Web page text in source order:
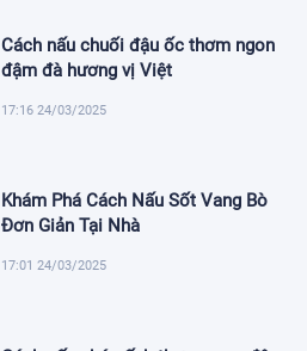
Cách nấu chuối đậu ốc thơm ngon
đậm đà hương vị Việt
17:16 24/03/2025
Khám Phá Cách Nấu Sốt Vang Bò
Đơn Giản Tại Nhà
17:01 24/03/2025